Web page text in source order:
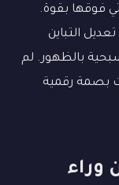
فوقها بقوة.
التباين
بالظهور. لم
بصمة رقمية
وراء